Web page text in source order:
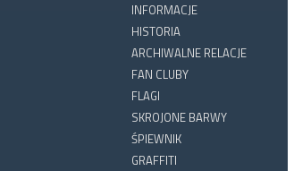
INFORMACJE
HISTORIA
ARCHIWALNE RELACJE
FAN CLUBY
FLAGI
SKROJONE BARWY
ŚPIEWNIK
GRAFFITI